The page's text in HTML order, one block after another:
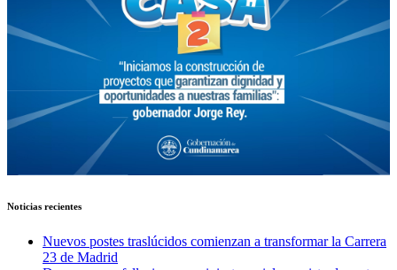
Noticias recientes
Nuevos postes traslúcidos comienzan a transformar la Carrera
23 de Madrid